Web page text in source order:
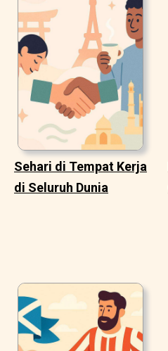
Sehari di Tempat Kerja
di Seluruh Dunia